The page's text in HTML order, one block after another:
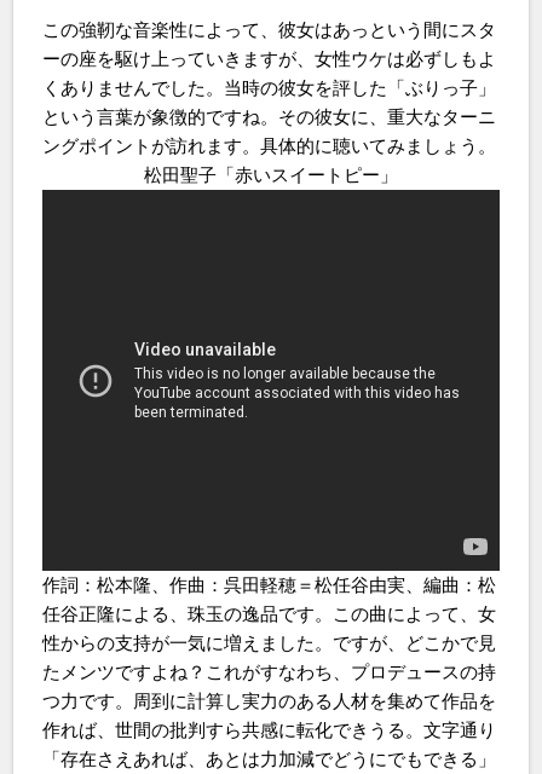
この強靭な音楽性によって、彼女はあっという間にスタ
ーの座を駆け上っていきますが、女性ウケは必ずしもよ
くありませんでした。当時の彼女を評した「ぶりっ子」
という言葉が象徴的ですね。その彼女に、重大なターニ
ングポイントが訪れます。具体的に聴いてみましょう。
松田聖子「赤いスイートピー」
作詞：松本隆、作曲：呉田軽穂＝松任谷由実、編曲：松
任谷正隆による、珠玉の逸品です。この曲によって、女
性からの支持が一気に増えました。ですが、どこかで見
たメンツですよね？これがすなわち、プロデュースの持
つ力です。周到に計算し実力のある人材を集めて作品を
作れば、世間の批判すら共感に転化できうる。文字通り
「存在さえあれば、あとは力加減でどうにでもできる」